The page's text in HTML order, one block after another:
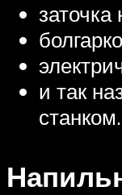
и так
станком.